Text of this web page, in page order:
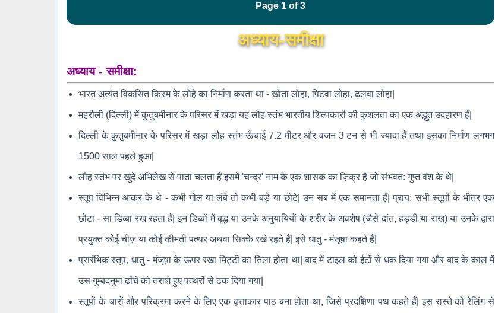
Page 1 of 3
अध्याय-समीक्षा
अध्याय - समीक्षा:
भारत अत्यंत विकसित किस्म के लोहे का निर्माण करता था - खोता लोहा, पिटवा लोहा, ढलवा लोहा|
महरौली (दिल्ली) में कुतुबमीनार के परिसर में खड़ा यह लौह स्तंभ भारतीय शिल्पकारों की कुशलता का एक अद्भुत उदहारण हैं|
दिल्ली के कुतुबमीनार के परिसर में खड़ा लौह स्तंभ ऊँचाई 7.2 मीटर और वजन 3 टन से भी ज्यादा हैं तथा इसका निर्माण लगभग
1500 साल पहले हुआ|
लौह स्तंभ पर खुदे अभिलेख से पाता चलता हैं इसमें 'चन्द्र' नाम के एक शासक का ज़िक्र हैं जो संभवत: गुप्त वंश के थे|
स्तूप विभिन्न आकर के थे - कभी गोल या लंबे तो कभी बड़े या छोटे| उन सब में एक समानता हैं| प्राय: सभी स्तूपों के भीतर एक
छोटा - सा डिब्बा रख रहता हैं| इन डिब्बों में बृद्ध या उनके अनुयायियों के शरीर के अवशेष (जैसे दांत, हड्डी या राख) या उनके द्वारा
प्रयुक्त कोई चीज़ या कोई कीमती पत्थर अथवा सिक्के रखे रहते हैं| इसे धातु - मंजूषा कहते हैं|
प्रारंभिक स्तूप, धातु - मंजूषा के ऊपर रखा मिट्टी का तिला होता था| बाद में टाइल को ईटों से धक दिया गया और बाद के काल में
उस गुम्बदनुमा ढाँचे को तराशे हुए पत्थरों से ढक दिया गया|
स्तूपों के चारों और परिक्रमा करने के लिए एक वृत्ताकार पाठ बना होता था, जिसे प्रदक्षिणा पथ कहते हैं| इस रास्ते को रेलिंग से